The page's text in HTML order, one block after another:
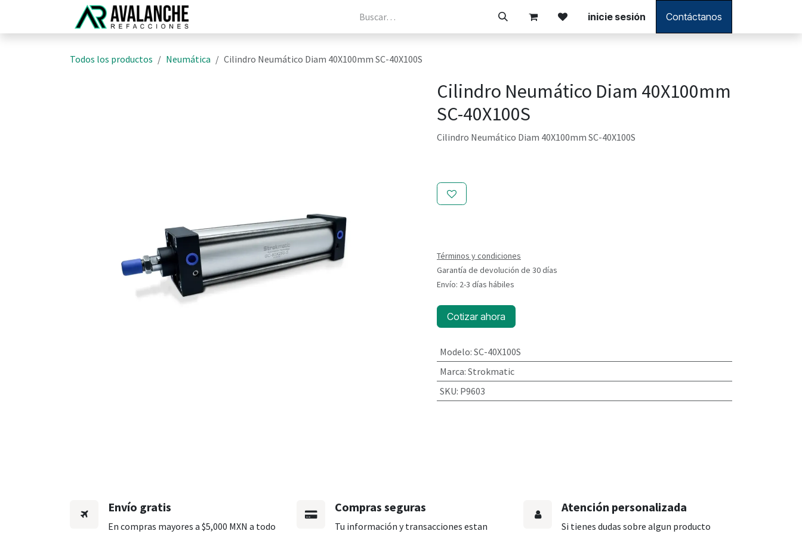
Tienda inicie sesión Contáctanos
Todos los productos Neumática Cilindro Neumático Diam 40X100mm SC-40X100S
Cilindro Neumático Diam 40X100mm
SC-40X100S
Cilindro Neumático Diam 40X100mm SC-40X100S
Términos y condiciones
Garantía de devolución de 30 días
Envío: 2-3 días hábiles
Cotizar ahora
Modelo: SC-40X100S
Marca: Strokmatic
SKU: P9603
Envío gratis
En compras mayores a $5,000 MXN a todo
Compras seguras
Tu información y transacciones estan
Atención personalizada
Si tienes dudas sobre algun producto